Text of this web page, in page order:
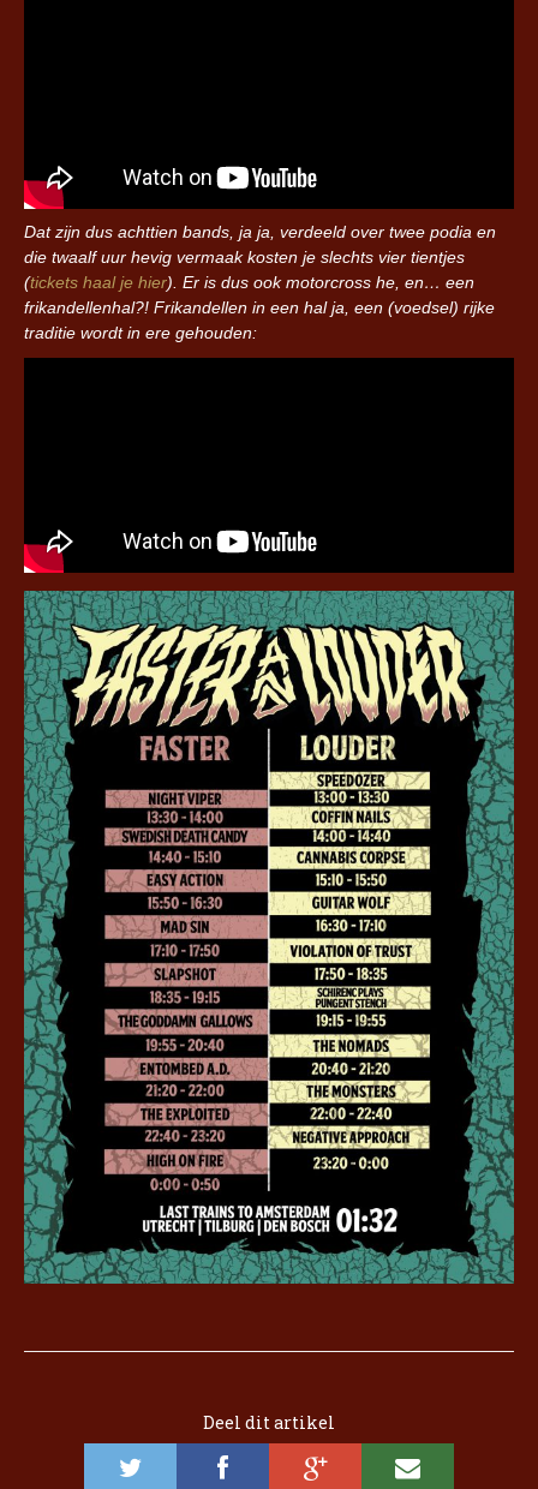
Dat zijn dus achttien bands, ja ja, verdeeld over twee podia en
die twaalf uur hevig vermaak kosten je slechts vier tientjes
(tickets haal je hier). Er is dus ook motorcross he, en… een
frikandellenhal?! Frikandellen in een hal ja, een (voedsel) rijke
traditie wordt in ere gehouden:
Deel dit artikel